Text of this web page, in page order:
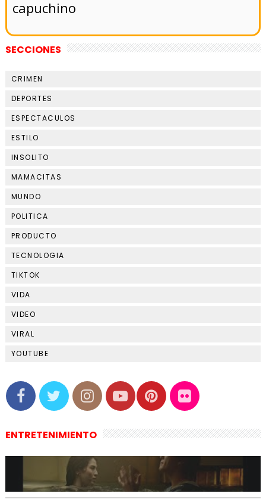
capuchino
SECCIONES
CRIMEN
DEPORTES
ESPECTACULOS
ESTILO
INSOLITO
MAMACITAS
MUNDO
POLITICA
PRODUCTO
TECNOLOGIA
TIKTOK
VIDA
VIDEO
VIRAL
YOUTUBE
ENTRETENIMIENTO